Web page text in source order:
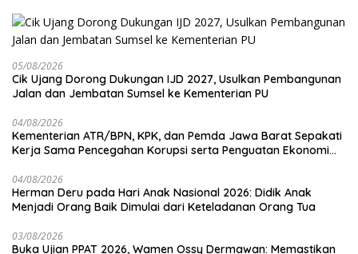
05/08/2026
Cik Ujang Dorong Dukungan IJD 2027, Usulkan Pembangunan
Jalan dan Jembatan Sumsel ke Kementerian PU
04/08/2026
Kementerian ATR/BPN, KPK, dan Pemda Jawa Barat Sepakati
Kerja Sama Pencegahan Korupsi serta Penguatan Ekonomi
04/08/2026
Herman Deru pada Hari Anak Nasional 2026: Didik Anak
Menjadi Orang Baik Dimulai dari Keteladanan Orang Tua
03/08/2026
Buka Ujian PPAT 2026, Wamen Ossy Dermawan: Memastikan